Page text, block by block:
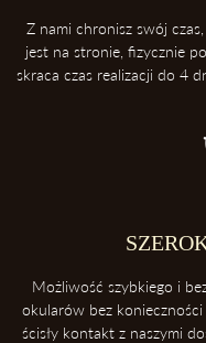
Dzięki temu ochronisz
4. Unikaj kontaktu z
źródeł ciepła takich, jak
5. Ściąganie okularów
Z nami chronisz swój
jest na stronie, fizycznie
skraca czas realizacji do 4
Możliwość szybkiego i
okularów bez
ścisły kontakt z naszymi